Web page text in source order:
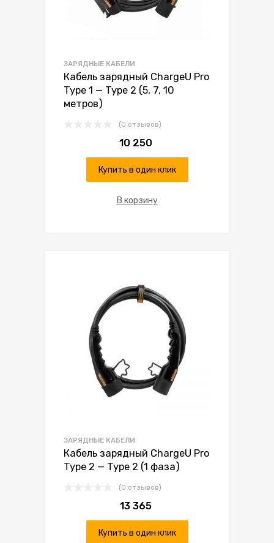
ЗАРЯДНЫЕ КАБЕЛИ
Кабель зарядный ChargeU Pro
Type 1 — Type 2 (5, 7, 10
метров)
(0 отзывов)
10 250
Купить в один клик
В корзину
ЗАРЯДНЫЕ КАБЕЛИ
Кабель зарядный ChargeU Pro
Type 2 — Type 2 (1 фаза)
(0 отзывов)
13 365
Купить в один клик